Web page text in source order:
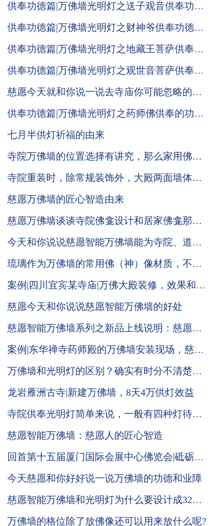
供奉功德篇|万佛墙光明灯之送子观音供奉功德
供奉功德篇|万佛墙光明灯之财神爷供奉功德意
供奉功德篇|万佛墙光明灯之地藏王菩萨供奉功
供奉功德篇|万佛墙光明灯之观世音菩萨供奉的
慈愿今天就和你说一说去寺庙你可能忽略的小
供奉功德篇|万佛墙光明灯之药师佛供奉的功德
七月半供灯祈福的由来
寺院万佛墙的位置选择有讲究，那么家用佛龛
寺院重装时，除常规装饰外，大殿两面墙体的
慈愿万佛墙的匠心智造由来
慈愿万佛墙谈谈寺院佛龛设计和居家佛龛那些
今天和你说说慈愿智能万佛墙能为寺院、道观
琉璃作为万佛墙的常用佛（神）像材质，不仅
案例|四川宜宾某寺庙|万佛大殿装修，效果和效
慈愿今天和你说说慈愿智能万佛墙的好处
慈愿智能万佛墙系列之新品上线说明：慈愿三
案例|东华禅寺药师殿的万佛墙安装现场，慈愿
万佛墙和光明灯的区别？确实有时分不清楚，
龙岩雁洲古寺|新建万佛墙，8天4万供灯效益
寺院供奉光明灯简单来说，一般有四种灯待由
慈愿在这里做个说明
慈愿智能万佛墙：慈愿人的匠心智造
回首第十五届厦门国际会展中心佛览会|砥砺奋
今天慈愿和你好好说一说万佛墙的功德和业障
慈愿智能万佛墙和光明灯为什么要设计成32种
万佛墙的格位除了放佛像还可以用来放什么呢?